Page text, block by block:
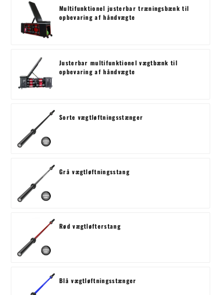
Multifunktionel justerbar træningsbænk til
opbevaring af håndvægte
Justerbar multifunktionel vægtbænk til
opbevaring af håndvægte
Sorte vægtløftningsstænger
Grå vægtløftningsstang
Rød vægtløfterstang
Blå vægtløftningsstænger